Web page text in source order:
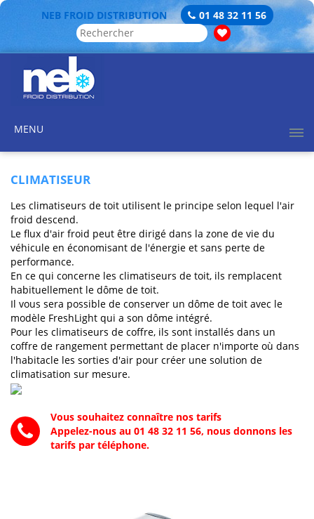
NEB FROID DISTRIBUTION 01 48 32 11 56
MENU
CLIMATISEUR
Les climatiseurs de toit utilisent le principe selon lequel l'air
froid descend.
Le flux d'air froid peut être dirigé dans la zone de vie du
véhicule en économisant de l'énergie et sans perte de
performance.
En ce qui concerne les climatiseurs de toit, ils remplacent
habituellement le dôme de toit.
Il vous sera possible de conserver un dôme de toit avec le
modèle FreshLight qui a son dôme intégré.
Pour les climatiseurs de coffre, ils sont installés dans un
coffre de rangement permettant de placer n'importe où dans
l'habitacle les sorties d'air pour créer une solution de
climatisation sur mesure.
Vous souhaitez connaître nos tarifs
Appelez-nous au 01 48 32 11 56, nous donnons les
tarifs par téléphone.